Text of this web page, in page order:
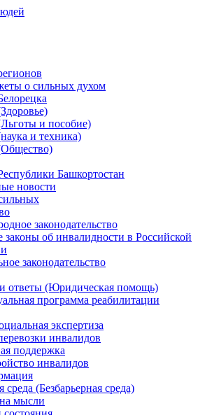
о сильных духом
и пособие)
и техника)
Башкортостан
новости
законодательство
об инвалидности в Российской
законодательство
ответы (Юридическая помощь)
программа реабилитации
экспертиза
инвалидов
поддержка
инвалидов
среда (Безбарьерная среда)
мысли